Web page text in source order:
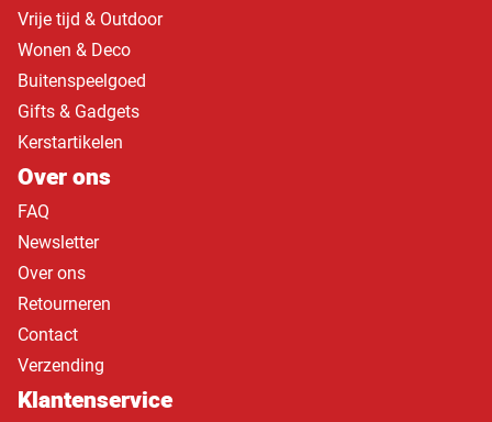
Vrije tijd & Outdoor
Wonen & Deco
Buitenspeelgoed
Gifts & Gadgets
Kerstartikelen
Over ons
FAQ
Newsletter
Over ons
Retourneren
Contact
Verzending
Klantenservice